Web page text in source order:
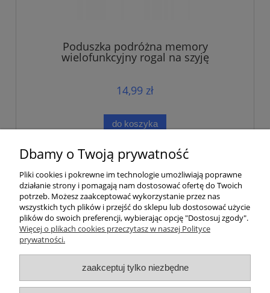
Poduszka podróżna memory
wielofunkcyjny rogal na szyję
14,99 zł
do koszyka
Pomoc
Moje konto
Płatności i dostawa
Dbamy o Twoją prywatność
Pliki cookies i pokrewne im technologie umożliwiają poprawne
działanie strony i pomagają nam dostosować ofertę do Twoich
potrzeb. Możesz zaakceptować wykorzystanie przez nas
wszystkich tych plików i przejść do sklepu lub dostosować użycie
plików do swoich preferencji, wybierając opcję "Dostosuj zgody".
Więcej o plikach cookies przeczytasz w naszej Polityce
prywatności.
zaakceptuj tylko niezbędne